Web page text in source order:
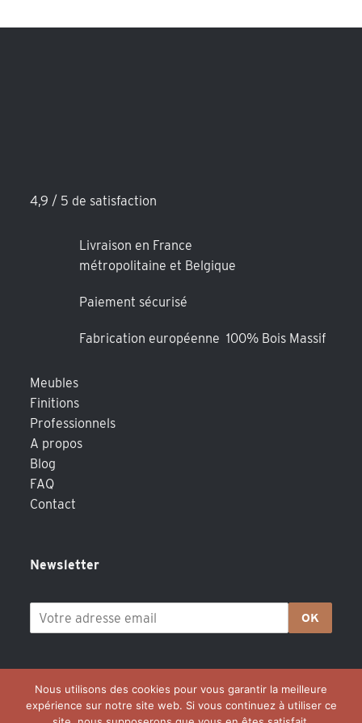
4,9 / 5 de satisfaction
Livraison en France
métropolitaine et Belgique
Paiement sécurisé
Fabrication européenne 100% Bois Massif
Meubles
Finitions
Professionnels
A propos
Blog
FAQ
Contact
Newsletter
OK
Nous utilisons des cookies pour vous garantir la meilleure
expérience sur notre site web. Si vous continuez à utiliser ce